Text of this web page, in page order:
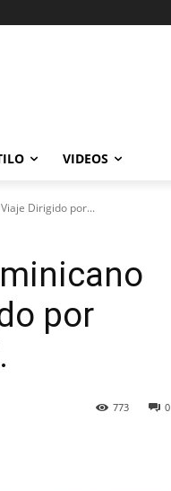
VIDEOS
Dirigido por...
por
0
773